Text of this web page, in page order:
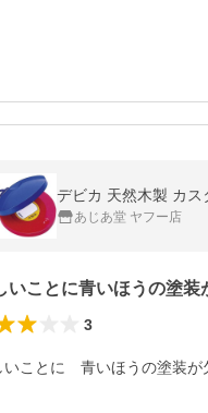
デビカ 天然木製 カス
あじあ堂 ヤフー店
いことに青いほうの塗
3
いことに　青いほうの塗装が